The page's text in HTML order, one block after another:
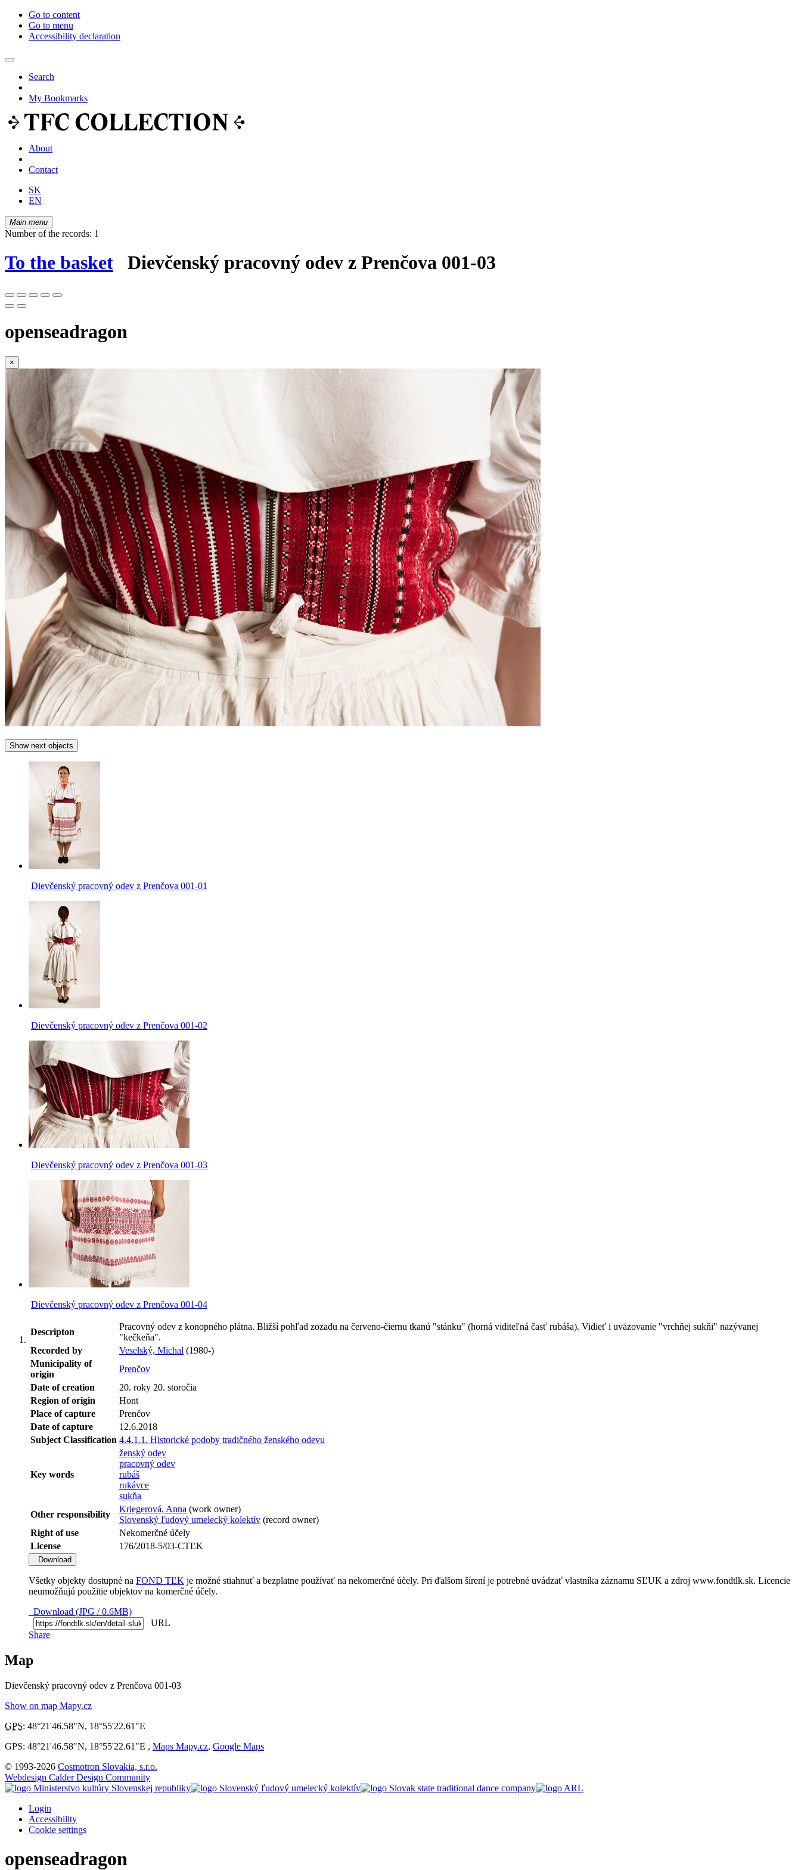
Go to content
Go to menu
Accessibility declaration
Search
My Bookmarks
About
Contact
SK
EN
Main menu
Number of the records: 1
To the basket Dievčenský pracovný odev z Prenčova 001-03
openseadragon
×
Show next objects
Dievčenský pracovný odev z Prenčova 001-01
Dievčenský pracovný odev z Prenčova 001-02
Dievčenský pracovný odev z Prenčova 001-03
Dievčenský pracovný odev z Prenčova 001-04
Descripton
Pracovný odev z konopného plátna. Bližší pohľad zozadu na červeno-čiernu tkanú "stánku" (horná viditeľná časť rubáša). Vidieť i uväzovanie "vrchňej sukňi" nazývanej
"kečkeňa".
Recorded by
Veselský, Michal (1980-)
Municipality of
origin
Prenčov
Date of creation
20. roky 20. storočia
Region of origin
Hont
Place of capture
Prenčov
Date of capture
12.6.2018
Subject Classification 4.4.1.1. Historické podoby tradičného ženského odevu
Key words
ženský odev
pracovný odev
rubáš
rukávce
sukňa
Other responsibility
Kriegerová, Anna (work owner)
Slovenský ľudový umelecký kolektív (record owner)
Right of use
Nekomerčné účely
License
176/2018-5/03-CTĽK
Download
Všetky objekty dostupné na FOND TĽK je možné stiahnuť a bezplatne používať na nekomerčné účely. Pri ďalšom šírení je potrebné uvádzať vlastníka záznamu SĽUK a zdroj www.fondtlk.sk. Licencie
neumožňujú použitie objektov na komerčné účely.
Download (JPG / 0.6MB)
URL
Share
Map
Dievčenský pracovný odev z Prenčova 001-03
Show on map Mapy.cz
GPS: 48°21'46.58"N, 18°55'22.61"E
GPS: 48°21'46.58"N, 18°55'22.61"E , Maps Mapy.cz, Google Maps
© 1993-2026 Cosmotron Slovakia, s.r.o.
Webdesign Calder Design Community
Login
Accessibility
Cookie settings
openseadragon